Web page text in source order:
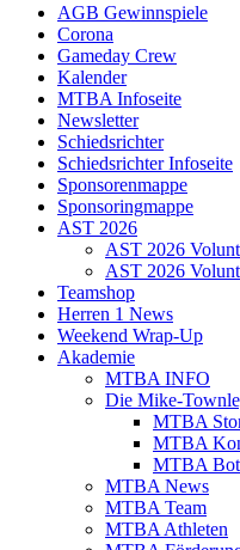
AGB Gewinnspiele
Corona
Gameday Crew
Kalender
MTBA Infoseite
Newsletter
Schiedsrichter
Schiedsrichter Infoseite
Sponsorenmappe
Sponsoringmappe
AST 2026
AST 2026
AST 2026
Teamshop
Herren 1 News
Weekend Wrap-Up
Akademie
MTBA INFO
Die Mike-
MTBA
MTBA
MTBA
MTBA News
MTBA Team
MTBA Athleten